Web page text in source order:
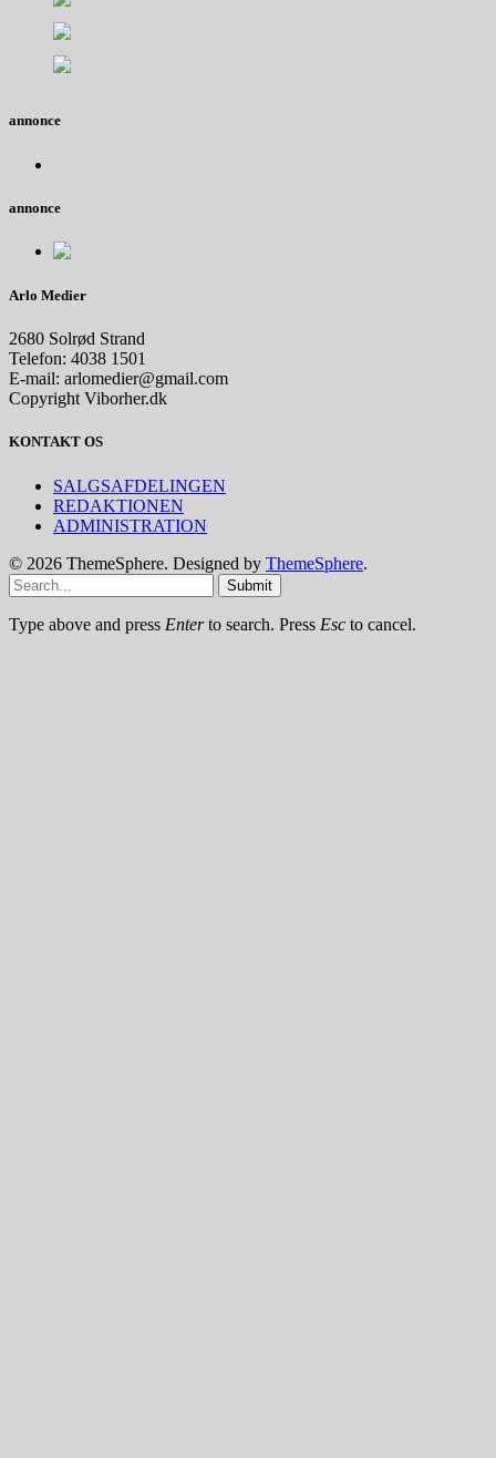
annonce
annonce
Arlo Medier
2680 Solrød Strand
Telefon: 4038 1501
E-mail: arlomedier@gmail.com
Copyright Viborher.dk
KONTAKT OS
SALGSAFDELINGEN
REDAKTIONEN
ADMINISTRATION
© 2026 ThemeSphere. Designed by ThemeSphere.
Submit
Type above and press Enterto search. Press Esc to cancel.